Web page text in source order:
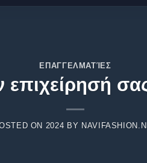
ΕΠΑΓΓΕΛΜΑΤΊΕΣ
επιχείρησή
ON 2024 BY